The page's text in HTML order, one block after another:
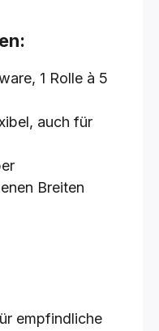
1 Rolle à 5
auch für
Breiten
empfindliche